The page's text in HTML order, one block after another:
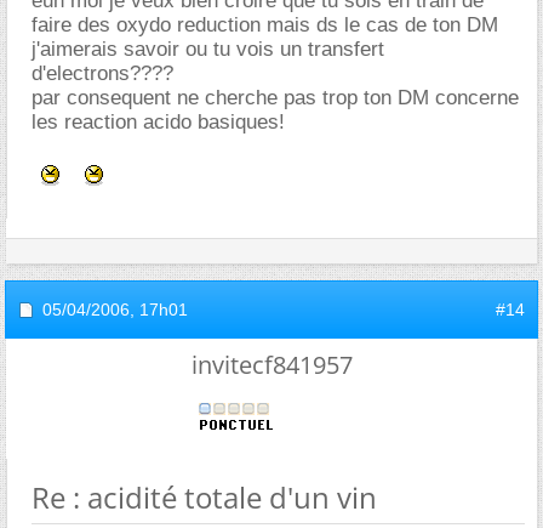
faire des oxydo reduction mais ds le cas de ton DM
j'aimerais savoir ou tu vois un transfert
d'electrons????
par consequent ne cherche pas trop ton DM concerne
les reaction acido basiques!
05/04/2006, 17h01 #14
invitecf841957
Re : acidité totale d'un vin